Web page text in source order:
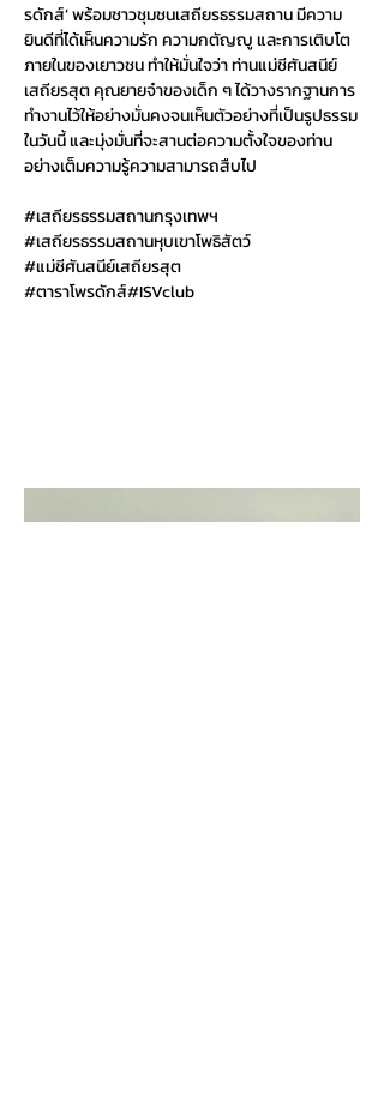
รดักส์’ พร้อมชาวชุมชนเสถียรธรรมสถาน มีความ
ยินดีที่ได้เห็นความรัก ความกตัญญู และการเติบโต
ภายในของเยาวชน ทำให้มั่นใจว่า ท่านแม่ชีศันสนีย์
เสถียรสุต คุณยายจ๋าของเด็ก ๆ ได้วางรากฐานการ
ทำงานไว้ให้อย่างมั่นคงจนเห็นตัวอย่างที่เป็นรูปธรรม
ในวันนี้ และมุ่งมั่นที่จะสานต่อความตั้งใจของท่าน
อย่างเต็มความรู้ความสามารถสืบไป
#เสถียรธรรมสถานกรุงเทพฯ
#เสถียรธรรมสถานหุบเขาโพธิสัตว์
#แม่ชีศันสนีย์เสถียรสุต
#ตาราโพรดักส์#ISVclub